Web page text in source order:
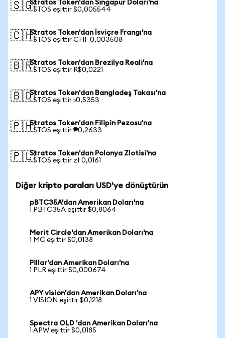
🇸🇬Stratos Token'dan Singapur Doları'na
1 STOS eşittir $0,005544
🇨🇭Stratos Token'dan İsviçre Frangı'na
1 STOS eşittir CHF 0,003508
🇧🇷Stratos Token'dan Brezilya Reali'na
1 STOS eşittir R$0,0221
🇧🇩Stratos Token'dan Bangladeş Takası'na
1 STOS eşittir ৳0,5353
🇵🇭Stratos Token'dan Filipin Pezosu'na
1 STOS eşittir ₱0,2633
🇵🇱Stratos Token'dan Polonya Zlotisi'na
1 STOS eşittir zł 0,0161
Diğer kripto paraları USD'ye dönüştürün
pBTC35A'dan Amerikan Doları'na
1 PBTC35A eşittir $0,8064
Merit Circle'dan Amerikan Doları'na
1 MC eşittir $0,0138
Pillar'dan Amerikan Doları'na
1 PLR eşittir $0,000674
APY vision'dan Amerikan Doları'na
1 VISION eşittir $0,1218
Spectra OLD 'dan Amerikan Doları'na
1 APW eşittir $0,0185